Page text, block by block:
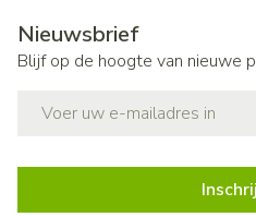
Nieuwsbrief
Blijf op de hoogte van nieuwe